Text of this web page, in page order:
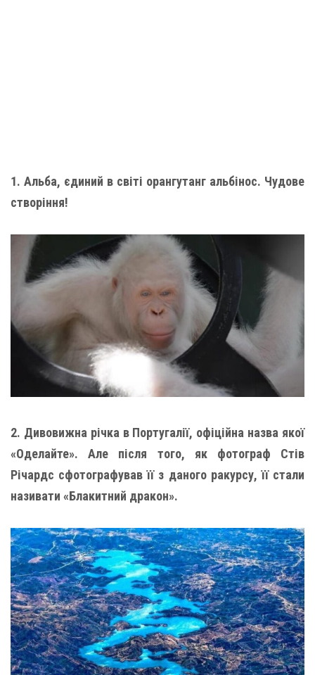
1. Альба, єдиний в світі орангутанг альбінос. Чудове
створіння!
2. Дивовижна річка в Португалії, офіційна назва якої
«Оделайте». Але після того, як фотограф Стів
Річардс сфотографував її з даного ракурсу, її стали
називати «Блакитний дракон».